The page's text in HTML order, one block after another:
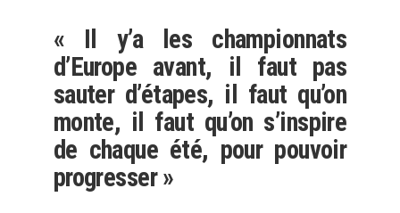
« Il y’a les championnats
d’Europe avant, il faut pas
sauter d’étapes, il faut qu’on
monte, il faut qu’on s’inspire
de chaque été, pour pouvoir
progresser »